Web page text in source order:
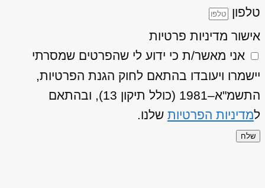
טלפון
אישור מדיניות פרטיות
אני מאשר/ת כי ידוע לי שהפרטים שמסרתי
יישמרו ויעובדו בהתאם לחוק הגנת הפרטיות,
התשמ"א–1981 (כולל תיקון 13), ובהתאם
למדיניות הפרטיות שלנו.
שלח